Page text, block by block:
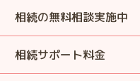
相続の無料相談実施中
相続サポート料金